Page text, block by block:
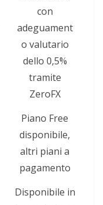
con
adeguament
o valutario
dello 0,5%
tramite
ZeroFX
Piano Free
disponibile,
altri piani a
pagamento
Disponibile in